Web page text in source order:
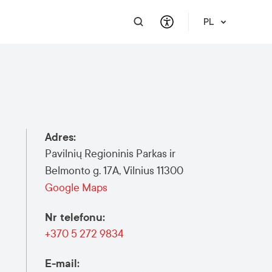
Meet a Local
Vilnius Pass
Bezpieczeństwo w Wilnie
Nauka jęz. litewskiego
Wydarzenia i zajęcia
Wsparcie finansowe
Wyslij zapytanie ofertowe
PL
Adres:
Pavilnių Regioninis Parkas ir
Belmonto g. 17A, Vilnius 11300
Google Maps
Nr telefonu:
+370 5 272 9834
E-mail :